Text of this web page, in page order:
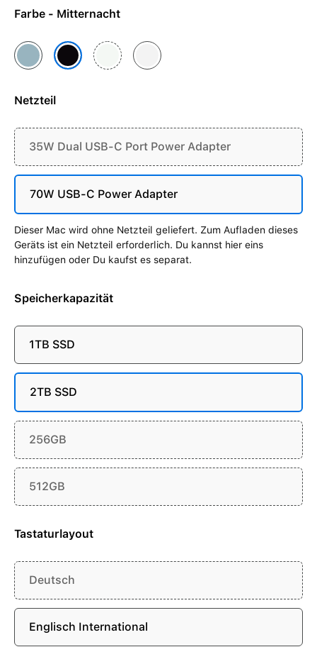
Farbe - Mitternacht
HimmelblauMitternachtPolarsternSilber
Netzteil
35W Dual USB-C Port Power Adapter
70W USB-C Power Adapter
Dieser Mac wird ohne Netzteil geliefert. Zum Aufladen dieses
Geräts ist ein Netzteil erforderlich. Du kannst hier eins
hinzufügen oder Du kaufst es separat.
Speicherkapazität
1TB SSD
2TB SSD
256GB
512GB
Tastaturlayout
Deutsch
Englisch International